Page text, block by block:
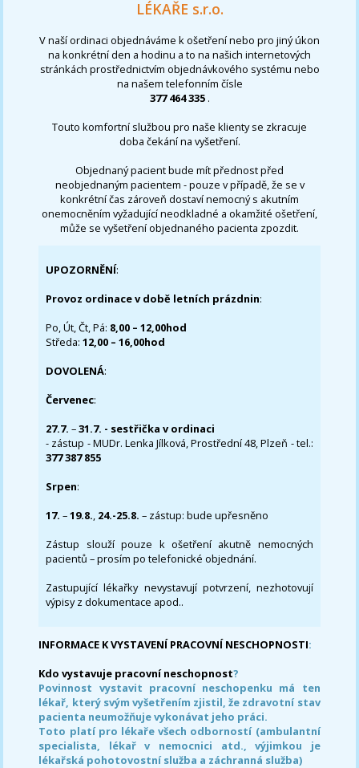
LÉKAŘE s.r.o.
V naší ordinaci objednáváme k ošetření nebo pro jiný úkon
na konkrétní den a hodinu a to na našich internetových
stránkách prostřednictvím objednávkového systému nebo
na našem telefonním čísle
377 464 335 .
Touto komfortní službou pro naše klienty se zkracuje
doba čekání na vyšetření.
Objednaný pacient bude mít přednost před
neobjednaným pacientem - pouze v případě, že se v
konkrétní čas zároveň dostaví nemocný s akutním
onemocněním vyžadující neodkladné a okamžité ošetření,
může se vyšetření objednaného pacienta zpozdit.
UPOZORNĚNÍ:
Provoz ordinace v době letních prázdnin:
Po, Út, Čt, Pá: 8,00 – 12,00hod
Středa:12,00 – 16,00hod
DOVOLENÁ:
Červenec:
27.7.–31.7. - sestřička v ordinaci
- zástup - MUDr. Lenka Jílková, Prostřední 48, Plzeň - tel.:
377 387 855
Srpen:
17. –19.8., 24.-25.8. – zástup: bude upřesněno
Zástup slouží pouze k ošetření akutně nemocných
pacientů – prosím po telefonické objednání.
Zastupující lékařky nevystavují potvrzení, nezhotovují
výpisy z dokumentace apod..
INFORMACE K VYSTAVENÍ PRACOVNÍ NESCHOPNOSTI:
Kdo vystavuje pracovní neschopnost?
Povinnost vystavit pracovní neschopenku má ten
lékař, který svým vyšetřením zjistil, že zdravotní stav
pacienta neumožňuje vykonávat jeho práci.
Toto platí pro lékaře všech odborností (ambulantní
specialista, lékař v nemocnici atd., výjimkou je
lékařská pohotovostní služba a záchranná služba)